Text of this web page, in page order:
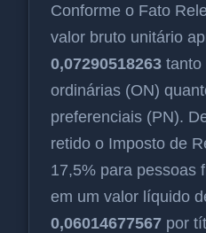
Conforme o Fato
valor bruto unitário
0,07290518263 tanto
ordinárias (ON)
preferenciais (PN).
retido o Imposto de
17,5% para pessoas
em um valor líquido
0,06014677567 por